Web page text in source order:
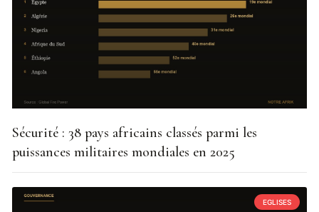
Sécurité : 38 pays africains classés parmi les
puissances militaires mondiales en 2025
EGLISES